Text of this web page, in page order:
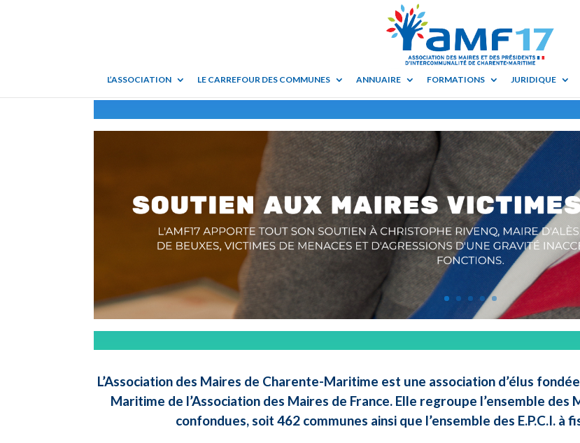
L’ASSOCIATION LE CARREFOUR DES COMMUNES ANNUAIRE FORMATIONS JURIDIQUE
L’Association des Maires de Charente-Maritime est une association d’élus
Maritime de l’Association des Maires de France. Elle regroupe l’ensemble
confondues, soit 462 communes ainsi que l’ensemble des E.P.C.I.